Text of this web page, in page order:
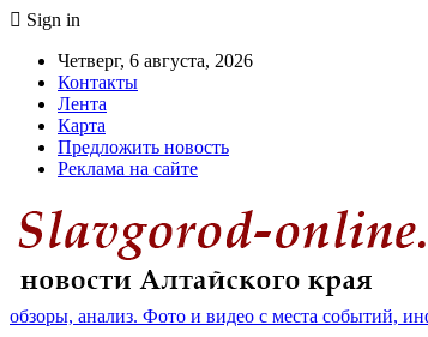
Sign in
Четверг, 6 августа, 2026
Контакты
Лента
Карта
Предложить новость
Реклама на сайте
обзоры, анализ. Фото и видео с места событий,